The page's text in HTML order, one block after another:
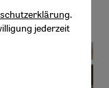
.
jederzeit